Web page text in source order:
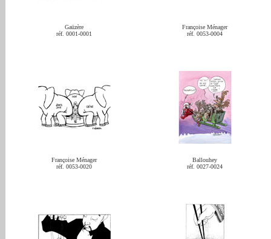
Gaüzère
réf. 0001-0001
Françoise Ménager
réf. 0053-0004
Françoise Ménager
réf. 0053-0020
Ballouhey
réf. 0027-0024